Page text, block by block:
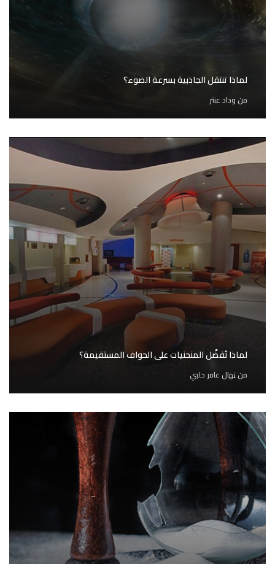
لماذا تنتقل الجاذبية بسرعة الضوء؟
من وداد عنتر
لماذا نُفضّل المنحنيات على الحواف المستقيمة؟
مننِهال عامر حلبي